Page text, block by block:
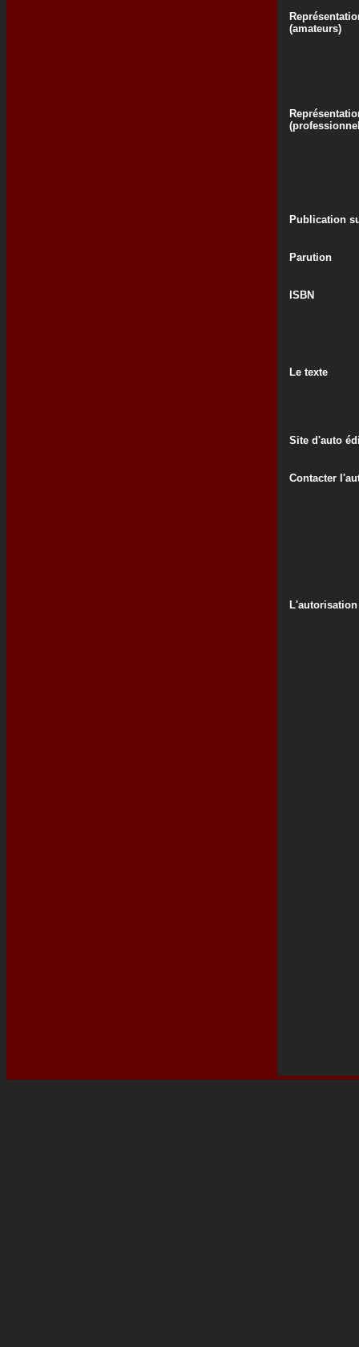
(amateurs)
Publication
Parution
ISBN
Le texte
Site d'auto
Contacter
L'autorisation